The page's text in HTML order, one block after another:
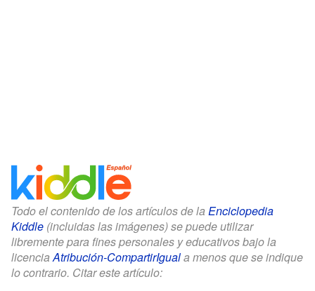
Todo el contenido de los artículos de la Enciclopedia
Kiddle (incluidas las imágenes) se puede utilizar
libremente para fines personales y educativos bajo la
licenciaAtribución-CompartirIguala menos que se indique
lo contrario. Citar este artículo: